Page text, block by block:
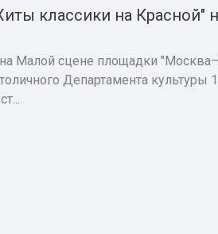
классики на Красной"
Малой сцене площадки
Департамента культуры